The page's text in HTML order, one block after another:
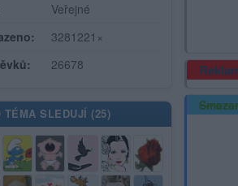
Veřejné
3281221×
26678
TÉMA SLEDUJÍ (25)